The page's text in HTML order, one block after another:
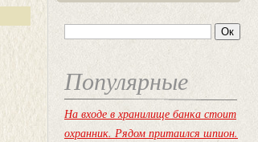
Популярные
На входе в хранилище банка стоит
охранник. Рядом притаился шпион.